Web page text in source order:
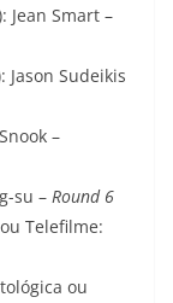
Jean Smart –
Jason Sudeikis
–
su – Round 6
Telefilme:
ou